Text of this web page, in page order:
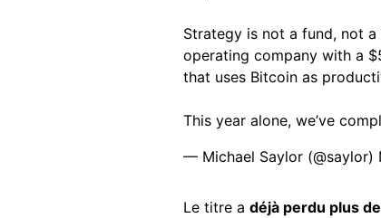
Strategy is not a fund, not a
operating company with a
that uses Bitcoin as
This year alone, we’ve
— Michael Saylor (@saylor)
Le titre a déjà perdu plus